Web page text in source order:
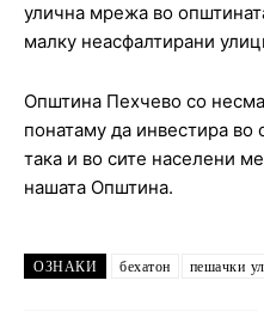
улична мрежа во
малку неасфалтирани
Општина Пехчево со
понатаму да инвестира во
така и во сите населени
нашата Општина.
ОЗНАКИ бехатон пешачки